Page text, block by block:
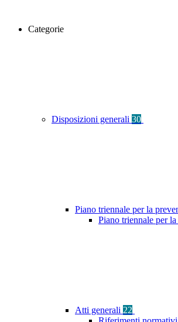
Categorie
Disposizioni generali 30
Piano triennale per la
Piano triennale per
Atti generali 22